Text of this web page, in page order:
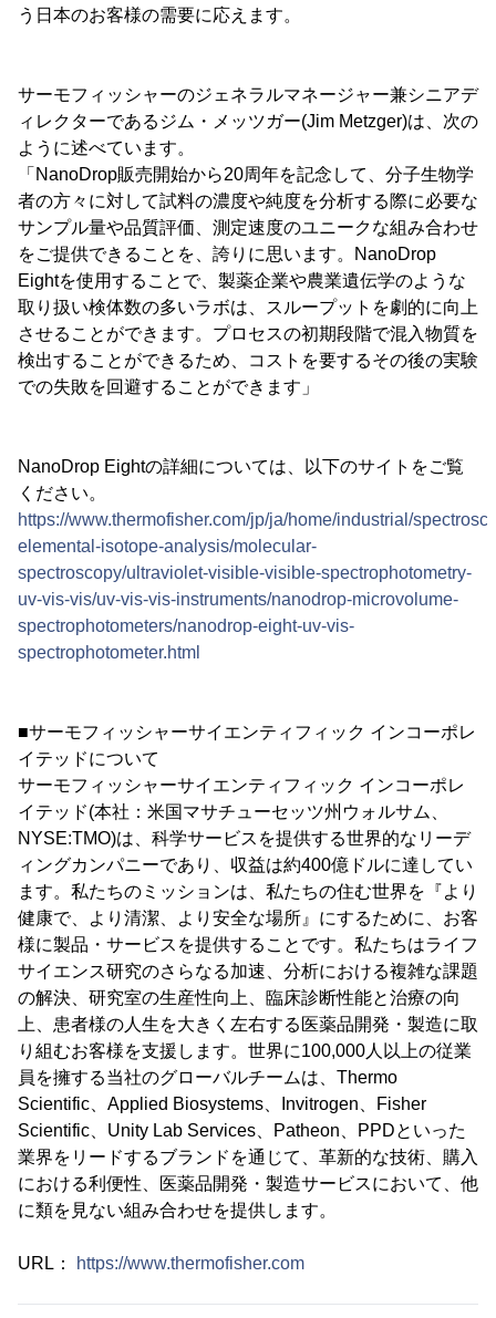
う日本のお客様の需要に応えます。
サーモフィッシャーのジェネラルマネージャー兼シニアデ
ィレクターであるジム・メッツガー(Jim Metzger)は、次の
ように述べています。
「NanoDrop販売開始から20周年を記念して、分子生物学
者の方々に対して試料の濃度や純度を分析する際に必要な
サンプル量や品質評価、測定速度のユニークな組み合わせ
をご提供できることを、誇りに思います。NanoDrop
Eightを使用することで、製薬企業や農業遺伝学のような
取り扱い検体数の多いラボは、スループットを劇的に向上
させることができます。プロセスの初期段階で混入物質を
検出することができるため、コストを要するその後の実験
での失敗を回避することができます」
NanoDrop Eightの詳細については、以下のサイトをご覧
ください。
https://www.thermofisher.com/jp/ja/home/industrial/
elemental-isotope-analysis/molecular-
spectroscopy/ultraviolet-visible-visible-spectrophotometry-
uv-vis-vis/uv-vis-vis-instruments/nanodrop-microvolume-
spectrophotometers/nanodrop-eight-uv-vis-
spectrophotometer.html
■サーモフィッシャーサイエンティフィック インコーポレ
イテッドについて
サーモフィッシャーサイエンティフィック インコーポレ
イテッド(本社：米国マサチューセッツ州ウォルサム、
NYSE:TMO)は、科学サービスを提供する世界的なリーデ
ィングカンパニーであり、収益は約400億ドルに達してい
ます。私たちのミッションは、私たちの住む世界を『より
健康で、より清潔、より安全な場所』にするために、お客
様に製品・サービスを提供することです。私たちはライフ
サイエンス研究のさらなる加速、分析における複雑な課題
の解決、研究室の生産性向上、臨床診断性能と治療の向
上、患者様の人生を大きく左右する医薬品開発・製造に取
り組むお客様を支援します。世界に100,000人以上の従業
員を擁する当社のグローバルチームは、Thermo
Scientific、Applied Biosystems、Invitrogen、Fisher
Scientific、Unity Lab Services、Patheon、PPDといった
業界をリードするブランドを通じて、革新的な技術、購入
における利便性、医薬品開発・製造サービスにおいて、他
に類を見ない組み合わせを提供します。
URL： https://www.thermofisher.com